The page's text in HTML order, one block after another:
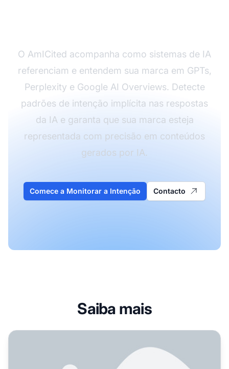
O AmICited acompanha como sistemas de IA
referenciam e entendem sua marca em GPTs,
Perplexity e Google AI Overviews. Detecte
padrões de intenção implícita nas respostas
da IA e garanta que sua marca esteja
representada com precisão em conteúdos
gerados por IA.
Comece a Monitorar a Intenção Contacto
Saiba mais
O que é Intenção de Busca Informacional para IA?